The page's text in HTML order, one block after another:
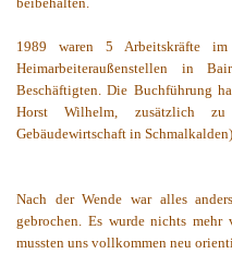
1989 waren 5 Arbeitskräfte
Heimarbeiteraußenstellen in
Beschäftigten. Die Buchführung
Horst Wilhelm, zusätzlich zu
Gebäudewirtschaft in
Nach der Wende war alles
gebrochen. Es wurde nichts
mussten uns vollkommen neu